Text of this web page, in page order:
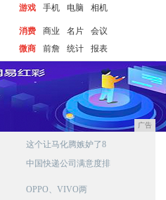
游戏
手机 电脑 相机
消费 商业 名片
会议
微商
前詹 统计 报表
广告
这个让马化腾嫉妒了8
中国快递公司满意度排
OPPO、VIVO两